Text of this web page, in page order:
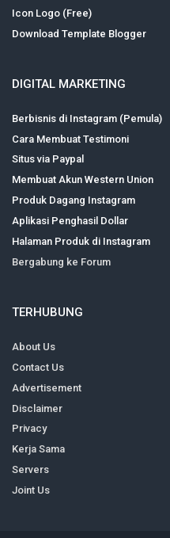
Icon Logo (Free)
Download Template Blogger
DIGITAL MARKETING
Berbisnis di Instagram (Pemula)
Cara Membuat Testimoni
Situs via Paypal
Membuat Akun Western Union
Produk Dagang Instagram
Aplikasi Penghasil Dollar
Halaman Produk di Instagram
Bergabung ke Forum
TERHUBUNG
About Us
Contact Us
Advertisement
Disclaimer
Privacy
Kerja Sama
Servers
Joint Us